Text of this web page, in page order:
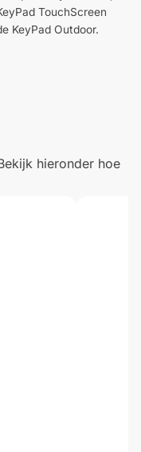
TouchScreen
KeyPad Outdoor.
hieronder hoe